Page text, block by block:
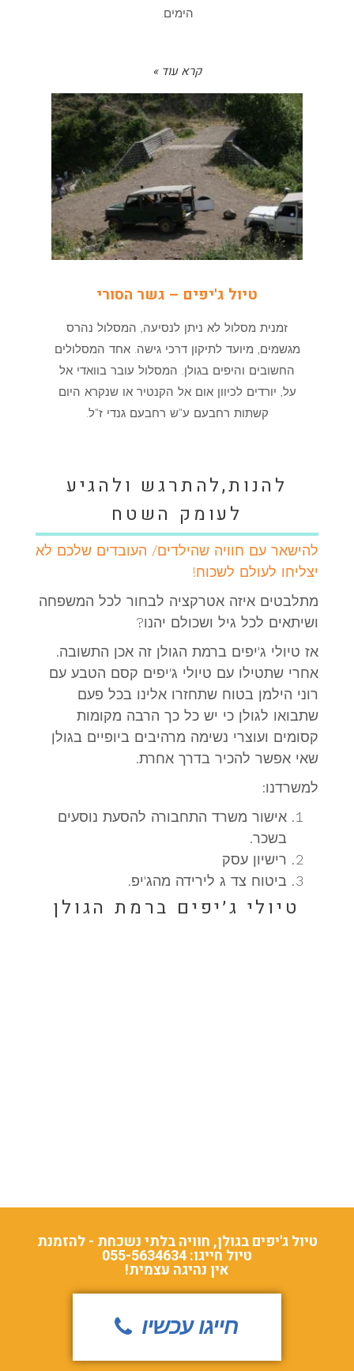
הימים.
קרא עוד »
טיול ג'יפים – גשר הסורי
זמנית מסלול לא ניתן לנסיעה, המסלול נהרס
מגשמים, מיועד לתיקון דרכי גישה. אחד המסלולים
החשובים והיפים בגולן. המסלול עובר בוואדי אל
על, יורדים לכיוון אום אל הקנטיר או שנקרא היום
קשתות רחבעם ע"ש רחבעם גנדי ז"ל.
להנות,להתרגש ולהגיע
לעומק השטח
להישאר עם חוויה שהילדים/ העובדים שלכם לא
יצליחו לעולם לשכוח!
מתלבטים איזה אטרקציה לבחור לכל המשפחה
ושיתאים לכל גיל ושכולם יהנו?
אז טיולי ג'יפים ברמת הגולן זה אכן התשובה.
אחרי שתטילו עם טיולי ג'יפים קסם הטבע עם
רוני הילמן בטוח שתחזרו אלינו בכל פעם
שתבואו לגולן כי יש כל כך הרבה מקומות
קסומים ועוצרי נשימה מרהיבים ביופיים בגולן
שאי אפשר להכיר בדרך אחרת.
למשרדנו:
אישור משרד התחבורה להסעת נוסעים
בשכר.
רישיון עסק
ביטוח צד ג לירידה מהג'יפ.
טיולי ג׳יפים ברמת הגולן
טיול ג'יפים בגולן, חוויה בלתי נשכחת - להזמנת
טיול חייגו: 055-5634634
אין נהיגה עצמית!
חייגו עכשיו